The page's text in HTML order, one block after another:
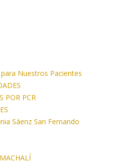
Nuestros Pacientes
POR PCR
Sáenz San Fernando